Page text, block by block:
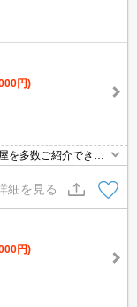
円)
を多数ご紹介できま
へ
細を見る
円)